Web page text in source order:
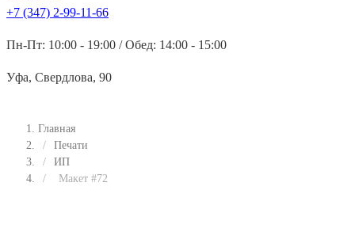
+7 (347) 2-99-11-66
Пн-Пт: 10:00 - 19:00 / Обед: 14:00 - 15:00
Уфа, Свердлова, 90
Главная
/
Печати
/
ИП
/
Макет #72